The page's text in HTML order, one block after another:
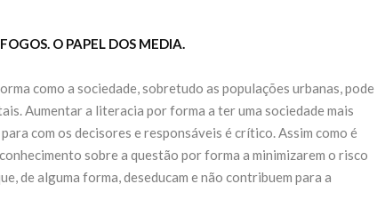
O PAPEL DOS MEDIA.
como a sociedade, sobretudo as populações urbanas, pode
Aumentar a literacia por forma a ter uma sociedade mais
com os decisores e responsáveis é crítico. Assim como é
sobre a questão por forma a minimizarem o risco
de alguma forma, deseducam e não contribuem para a